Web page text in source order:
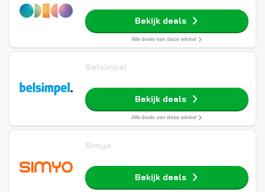
Bekijk deals
Alle deals van deze winkel
Belsimpel
Bekijk deals
Alle deals van deze winkel
Simyo
Bekijk deals